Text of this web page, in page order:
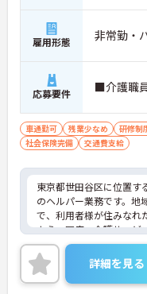
雇用形態 非常勤・
応募要件 ■介護職
車通勤可 残業少なめ 研修制
社会保険完備
交通費支給
東京都世田谷区に位置す
のヘルパー業務です。地
で、利用者様が住みなれ
よう、医療・介護サービ
はほぼなく、お休みも日
フ・ワーク・バランスを
めです。ご興味のある方
せください。
詳細を見る